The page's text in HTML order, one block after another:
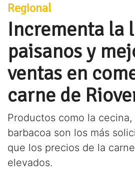
Regional
Incrementa la
paisanos y
ventas en
carne de
Productos como la
barbacoa son los más
que los precios de la
elevados.